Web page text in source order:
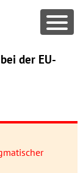
der EU-